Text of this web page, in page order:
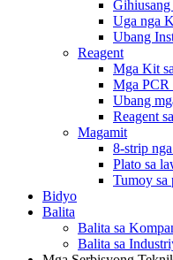
Gihiusang
Uga nga
Ubang
Reagent
Mga Kit
Mga
Ubang
Reagent
Magamit
8-strip
Plato sa
Tumoy sa
Bidyo
Balita
Balita sa
Balita sa